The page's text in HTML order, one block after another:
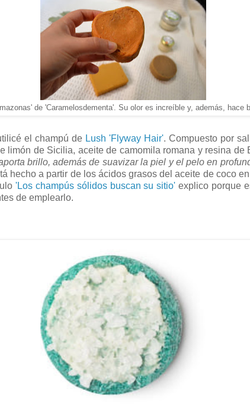
de 'Caramelosdementa'. Su olor es increíble y, además, hace
el champú de Lush 'Flyway Hair'. Compuesto por
limón de Sicilia, aceite de camomila romana y resina de
brillo, además de suavizar la piel y el pelo en
hecho a partir de los ácidos grasos del aceite de coco
'Los champús sólidos buscan su sitio'explico porque
de emplearlo.